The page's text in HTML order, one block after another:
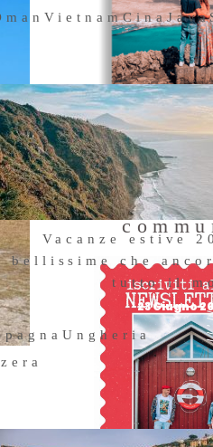
VietnamCinaJava
Vacanze estive
bellissime che
tutto il
23 Giugno
Ungheria
Entra
parte